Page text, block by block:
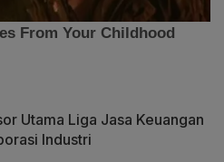
Utama Liga Jasa Keuangan
Industri